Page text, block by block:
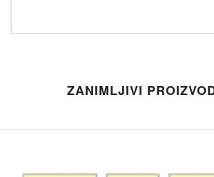
ZANIMLJIVI